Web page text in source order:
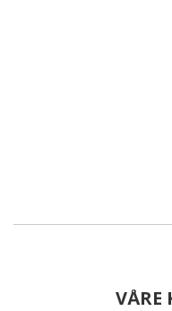
VÅRE